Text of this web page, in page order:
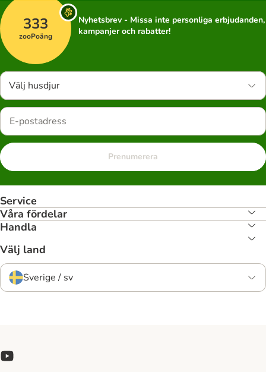
333
zooPoäng
Nyhetsbrev - Missa inte personliga erbjudanden,
kampanjer och rabatter!
Välj husdjur
Prenumerera
Service
Våra fördelar
Handla
Välj land
Sverige / sv